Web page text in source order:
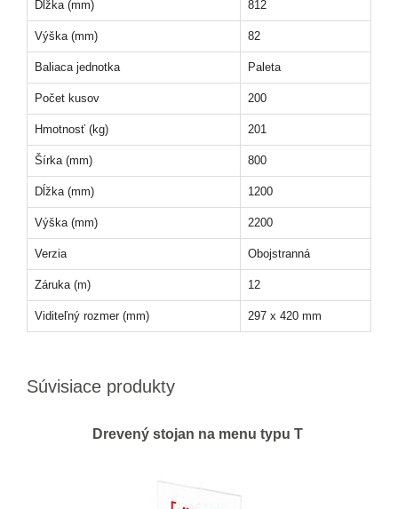
Dĺžka (mm) 812
Výška (mm) 82
Baliaca jednotka Paleta
Počet kusov 200
Hmotnosť (kg) 201
Šírka (mm) 800
Dĺžka (mm) 1200
Výška (mm) 2200
Verzia Obojstranná
Záruka (m) 12
Viditeľný rozmer (mm) 297 x 420 mm
Súvisiace produkty
Drevený stojan na menu typu T